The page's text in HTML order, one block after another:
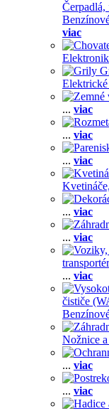
Čerpadlá,
viac
... viac
... viac
... viac
... viac
... viac
... viac
čističe
Nožnice a
... viac
... viac